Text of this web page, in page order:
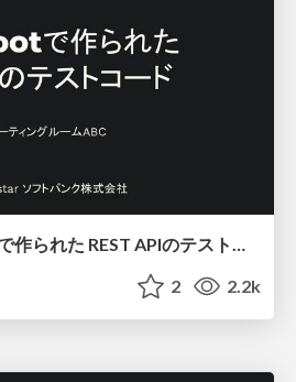
例示！ Spring Bootで作られた REST APIのテストコード/ Testing-Example-for-a-REST-API-created-with-Spring-Boot
2 2.2k